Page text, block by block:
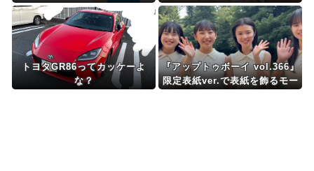
写真集に耐えきれなくなるw
トヨタGR86ってカッケーよ
な？
『アップトゥボーイ vol.366』
限定表紙ver.で表紙を飾るモー